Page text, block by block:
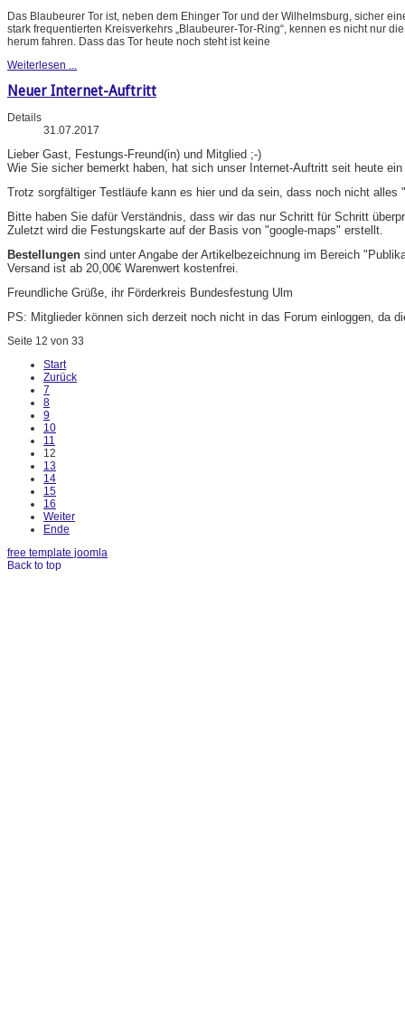
Das Blaubeurer Tor ist, neben dem Ehinger Tor und der Wilhelmsburg, sicher
stark frequentierten Kreisverkehrs „Blaubeurer-Tor-Ring“, kennen es nicht nur
herum fahren. Dass das Tor heute noch steht ist keine
Weiterlesen ...
Neuer Internet-Auftritt
Details
31.07.2017
Lieber Gast, Festungs-Freund(in) und Mitglied ;-)
Wie Sie sicher bemerkt haben, hat sich unser Internet-Auftritt seit heute ein
Trotz sorgfältiger Testläufe kann es hier und da sein, dass noch nicht
Bitte haben Sie dafür Verständnis, dass wir das nur Schritt für Schritt
Zuletzt wird die Festungskarte auf der Basis von "google-maps" erstellt.
Bestellungen sind unter Angabe der Artikelbezeichnung im Bereich
Versand ist ab 20,00€ Warenwert kostenfrei.
Freundliche Grüße, ihr Förderkreis Bundesfestung Ulm
PS: Mitglieder können sich derzeit noch nicht in das Forum einloggen, da
Seite 12 von 33
Start
Zurück
7
8
9
10
11
12
13
14
15
16
Weiter
Ende
free template joomla
Back to top